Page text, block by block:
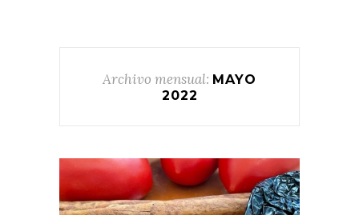
Archivo mensual: MAYO
2022